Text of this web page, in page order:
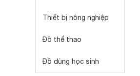
Thiết bị nông nghiệp
Đồ thể thao
Đồ dùng học sinh